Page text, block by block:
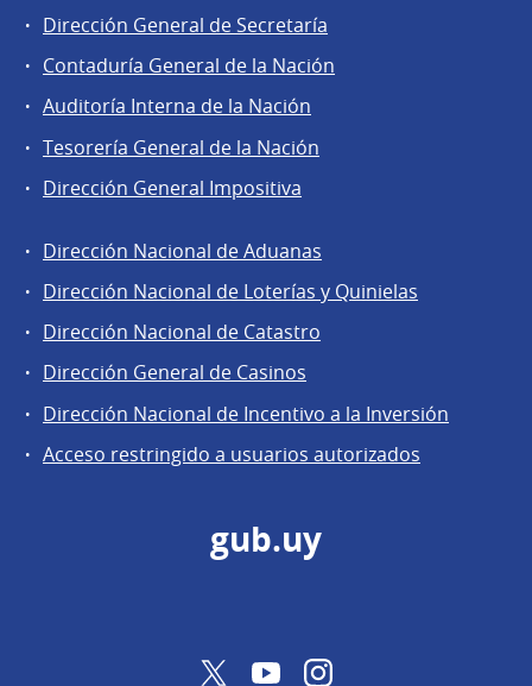
Dirección General de Secretaría
Contaduría General de la Nación
Auditoría Interna de la Nación
Tesorería General de la Nación
Dirección General Impositiva
Áreas
de
la
Dirección
General
de
Secretaría
Dirección Nacional de Aduanas
Dirección Nacional de Loterías y Quinielas
Dirección Nacional de Catastro
Dirección General de Casinos
Dirección Nacional de Incentivo a la Inversión
Acceso restringido a usuarios autorizados
gub.uy
TwitterYouTubeInstagram